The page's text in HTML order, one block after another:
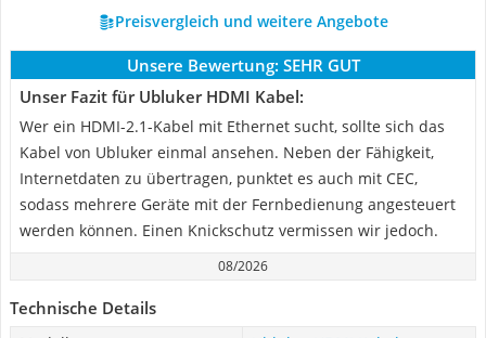
Preisvergleich und weitere Angebote
Unsere Bewertung: SEHR GUT
Unser Fazit für Ubluker‎ HDMI Kabel:
Wer ein HDMI-2.1-Kabel mit Ethernet sucht, sollte sich das
Kabel von Ubluker einmal ansehen. Neben der Fähigkeit,
Internetdaten zu übertragen, punktet es auch mit CEC,
sodass mehrere Geräte mit der Fernbedienung angesteuert
werden können. Einen Knickschutz vermissen wir jedoch.
08/2026
Technische Details